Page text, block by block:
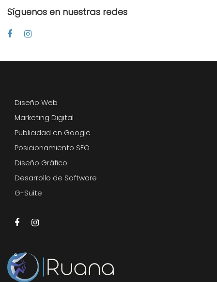
Síguenos en nuestras redes
Diseño Web
Marketing Digital
Publicidad en Google
Posicionamiento SEO
Diseño Gráfico
Desarrollo de Software
G-Suite